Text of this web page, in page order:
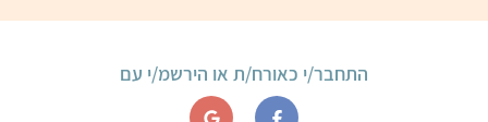
התחבר/י כאורח/ת או הירשמ/י עם